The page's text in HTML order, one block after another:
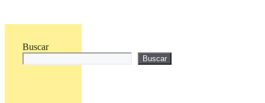
Buscar
Buscar